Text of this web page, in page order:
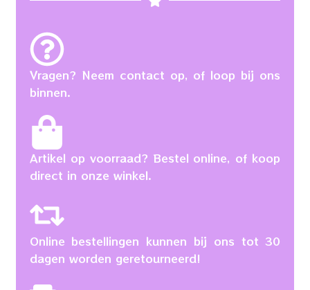
Vragen? Neem contact op, of loop bij ons
binnen.
Artikel op voorraad? Bestel online, of koop
direct in onze winkel.
Online bestellingen kunnen bij ons tot 30
dagen worden geretourneerd!